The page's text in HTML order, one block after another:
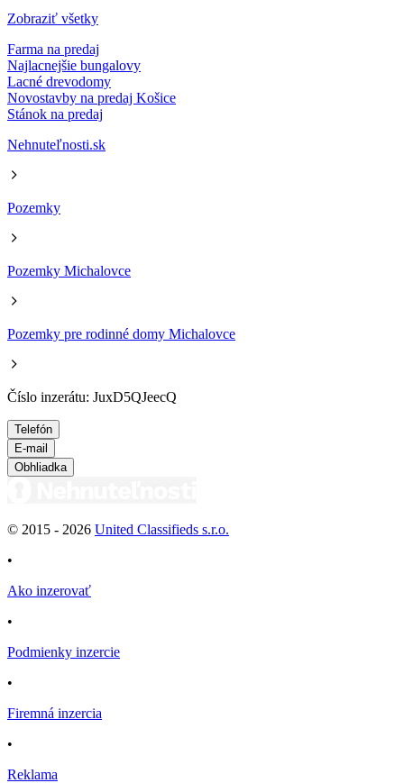
Zobraziť všetky
Farma na predaj
Najlacnejšie bungalovy
Lacné drevodomy
Novostavby na predaj Košice
Stánok na predaj
Nehnuteľnosti.sk
Pozemky
Pozemky Michalovce
Pozemky pre rodinné domy Michalovce
Číslo inzerátu: JuxD5QJeecQ
Telefón
E-mail
Obhliadka
© 2015 - 2026 United Classifieds s.r.o.
•
Ako inzerovať
•
Podmienky inzercie
•
Firemná inzercia
•
Reklama